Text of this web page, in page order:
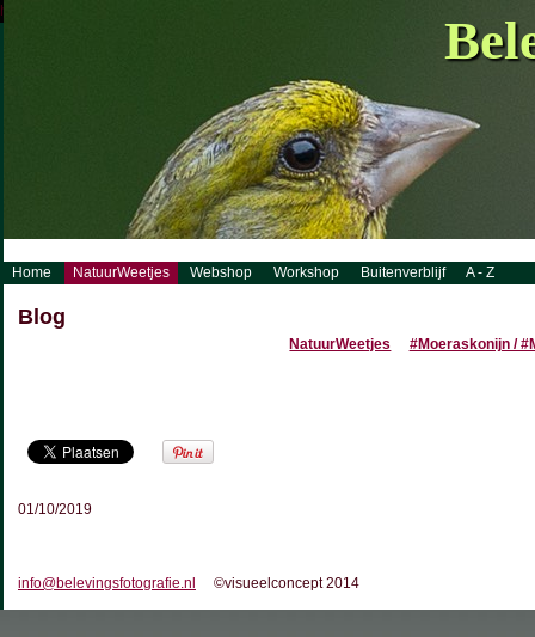
http://www.visueelconcept.nl/sitemap.xml.gz
Home NatuurWeetjes Webshop Workshop Buitenverblijf A - Z
Blog
NatuurWeetjes #Moeraskonijn /
01/10/2019
info@belevingsfotografie.nl ©visueelconcept 2014